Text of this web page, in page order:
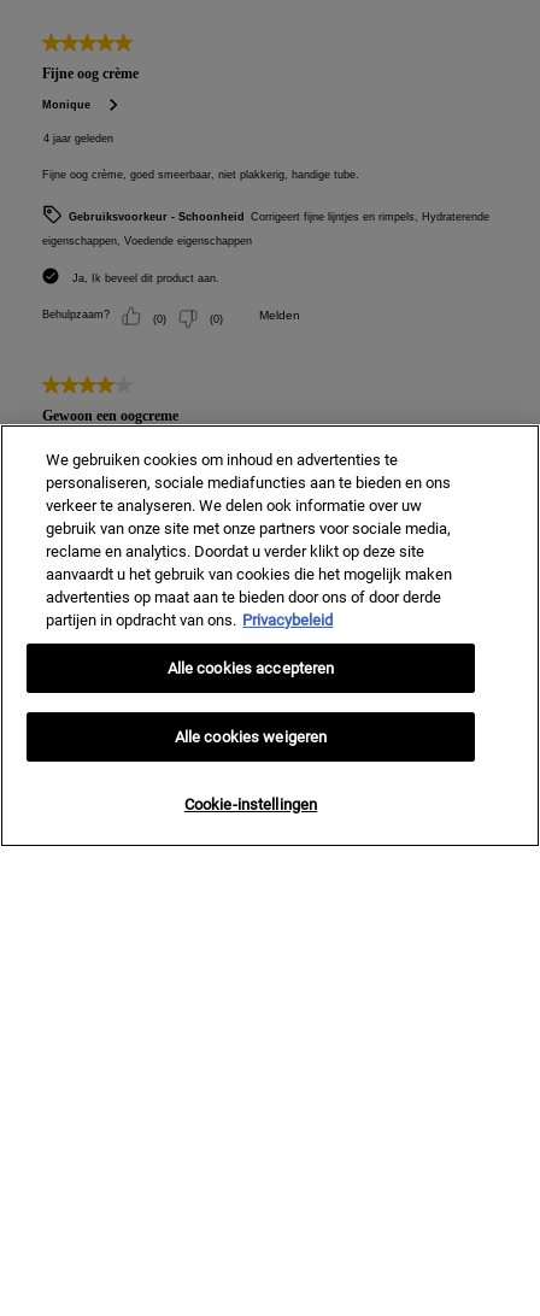
We gebruiken cookies om inhoud en advertenties te
personaliseren, sociale mediafuncties aan te bieden en ons
verkeer te analyseren. We delen ook informatie over uw
gebruik van onze site met onze partners voor sociale media,
reclame en analytics. Doordat u verder klikt op deze site
aanvaardt u het gebruik van cookies die het mogelijk maken
advertenties op maat aan te bieden door ons of door derde
partijen in opdracht van ons. Privacybeleid
Cookie-instellingen
Alle cookies weigeren
Alle cookies accepteren